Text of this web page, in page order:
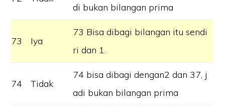
di bukan bilangan prima
73 Iya
73 Bisa dibagi bilangan itu sendi
ri dan 1.
74 Tidak
74 bisa dibagi dengan2 dan 37, j
adi bukan bilangan prima